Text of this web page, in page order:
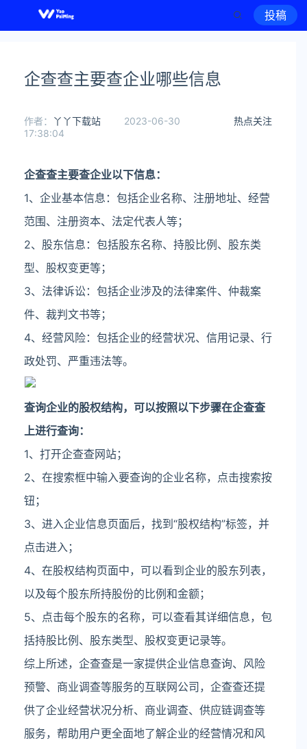
投稿
企查查主要查企业哪些信息
热点关注
作者： 丫丫下载站
2023-06-30
17:38:04
企查查主要查企业以下信息：
1、企业基本信息：包括企业名称、注册地址、经营
范围、注册资本、法定代表人等；
2、股东信息：包括股东名称、持股比例、股东类
型、股权变更等；
3、法律诉讼：包括企业涉及的法律案件、仲裁案
件、裁判文书等；
4、经营风险：包括企业的经营状况、信用记录、行
政处罚、严重违法等。
查询企业的股权结构，可以按照以下步骤在企查查
上进行查询：
1、打开企查查网站；
2、在搜索框中输入要查询的企业名称，点击搜索按
钮；
3、进入企业信息页面后，找到“股权结构”标签，并
点击进入；
4、在股权结构页面中，可以看到企业的股东列表，
以及每个股东所持股份的比例和金额；
5、点击每个股东的名称，可以查看其详细信息，包
括持股比例、股东类型、股权变更记录等。
综上所述，企查查是一家提供企业信息查询、风险
预警、商业调查等服务的互联网公司，企查查还提
供了企业经营状况分析、商业调查、供应链调查等
服务，帮助用户更全面地了解企业的经营情况和风